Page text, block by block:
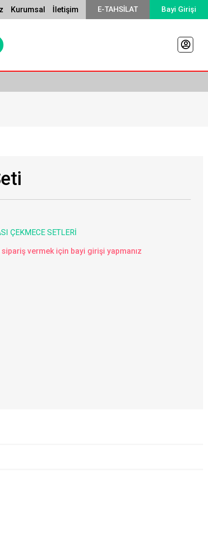
Kurumsal İletişim E-TAHSİLAT Bayi Girişi
ÇEKMECE SETLERİ
vermek için bayi girişi yapmanız